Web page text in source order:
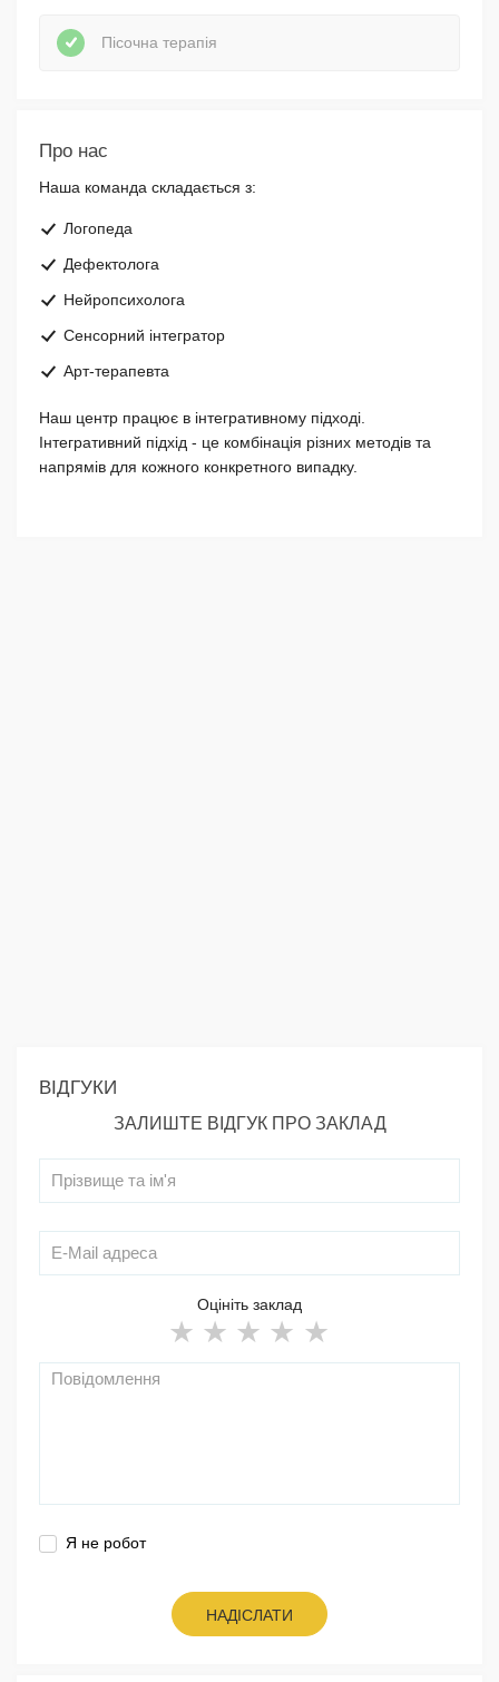
Пісочна терапія
Про нас
Наша команда складається з:
Логопеда
Дефектолога
Нейропсихолога
Сенсорний інтегратор
Арт-терапевта
Наш центр працює в інтегративному підході.
Інтегративний підхід - це комбінація різних методів та
напрямів для кожного конкретного випадку.
ВІДГУКИ
ЗАЛИШТЕ ВІДГУК ПРО ЗАКЛАД
Оцініть заклад
Я не робот
НАДІСЛАТИ